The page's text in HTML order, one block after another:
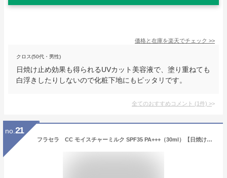
価格と在庫を楽天でチェック >>
クロス(50代・男性)
日焼け止め効果も得られるUVカット美容液で、塗り重ねても
白浮きしたりしないので化粧下地にもピッタリです。
全てのおすすめコメント (1件) >
no. 21
フラセラ CC モイスチャーミルク SPF35 PA+++（30ml）【日焼け止め・化粧下地】【旧UVモイスチャーミルク】【UV美容液】【フラーレン】【ノンケミカル】【アスタキサンチン】【ドクターズコスメ】